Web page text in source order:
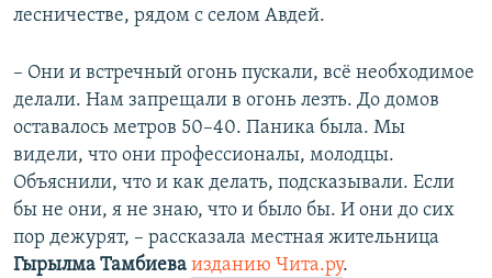
лесничестве, рядом с селом Авдей.
– Они и встречный огонь пускали, всё необходимое
делали. Нам запрещали в огонь лезть. До домов
оставалось метров 50–40. Паника была. Мы
видели, что они профессионалы, молодцы.
Объяснили, что и как делать, подсказывали. Если
бы не они, я не знаю, что и было бы. И они до сих
пор дежурят, – рассказала местная жительница
Гырылма Тамбиева изданию Чита.ру.